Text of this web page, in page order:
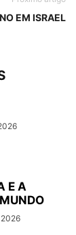
EM ISRAEL
E A